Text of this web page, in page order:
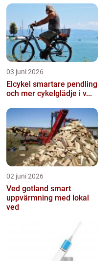
03 juni 2026
Elcykel smartare pendling
och mer cykelglädje i v...
02 juni 2026
Ved gotland smart
uppvärmning med lokal
ved